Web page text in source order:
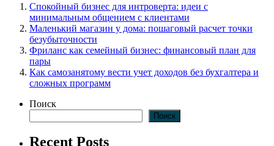
Спокойный бизнес для интроверта: идеи с
минимальным общением с клиентами
Маленький магазин у дома: пошаговый расчет точки
безубыточности
Фриланс как семейный бизнес: финансовый план для
пары
Как самозанятому вести учет доходов без бухгалтера и
сложных программ
Поиск
Поиск
Recent Posts